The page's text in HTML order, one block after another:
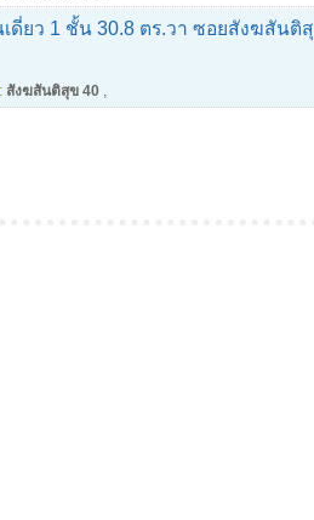
ดี่ยว 1 ชั้น 30.8 ตร.วา ซอยสังฆสันติ
สังฆสันติสุข 40 ,